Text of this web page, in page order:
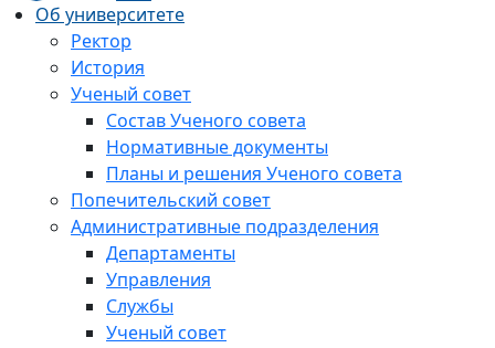
Об университете
Ректор
История
Ученый совет
Состав Ученого совета
Нормативные документы
Планы и решения Ученого совета
Попечительский совет
Административные подразделения
Департаменты
Управления
Службы
Ученый совет